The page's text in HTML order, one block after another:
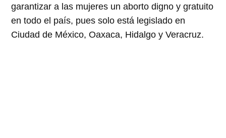
garantizar a las mujeres un aborto digno y gratuito
en todo el país, pues solo está legislado en
Ciudad de México, Oaxaca, Hidalgo y Veracruz.